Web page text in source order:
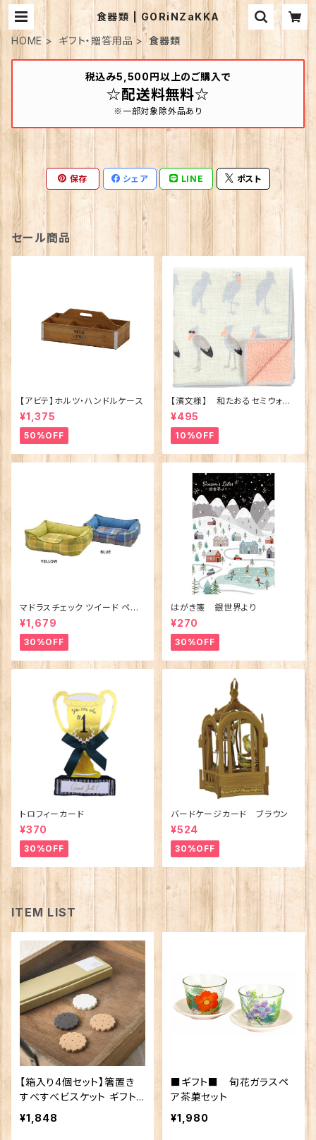
食器類 | GORiNZaKKA
HOME
ギフト・贈答用品 食器類
税込み5,500円以上のご購入で
☆配送料無料☆
※一部対象除外品あり
保存 シェア LINE ポスト
セール商品
【アビテ】ホルツ・ハンドルケース
¥1,375
50%OFF
【濱文様】 和たおるセミウォッ
シュ ごきげんハシビロコウ
(日本製)
¥495
10%OFF
マドラスチェック ツイード ペット
ベッド（犬猫用）M
¥1,679
30%OFF
はがき箋 銀世界より
¥270
30%OFF
トロフィーカード
¥370
30%OFF
バードケージカード ブラウン
¥524
30%OFF
ITEM LIST
【箱入り4個セット】箸置き
すべすべビスケット ギフト
セット 日本製/美濃焼/洋
食器
¥1,848
■ギフト■ 旬花ガラスペ
ア茶菓セット
¥1,980